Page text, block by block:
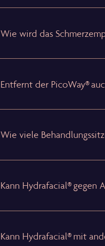
Wie wird das
Entfernt der PicoWay®
Wie viele
Kann Hydrafacial® gegen
Kann Hydrafacial® mit